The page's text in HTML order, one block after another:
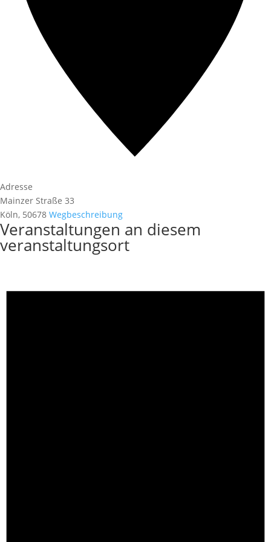
Adresse
Mainzer Straße 33
Köln, 50678 Wegbeschreibung
Veranstaltungen an diesem
veranstaltungsort